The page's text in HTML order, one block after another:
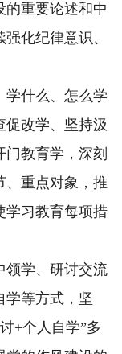
的重要论述和中
化纪律意识、
什么、怎么学
促改学、坚持汲
教育学，深刻
、重点对象，推
学习教育每项措
学、研讨交流
学等方式，坚
+个人自学”多